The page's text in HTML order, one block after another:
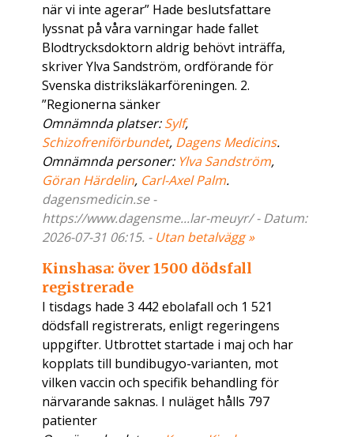
när vi inte agerar” Hade beslutsfattare
lyssnat på våra varningar hade fallet
Blodtrycksdoktorn aldrig behövt inträffa,
skriver Ylva Sandström, ordförande för
Svenska distriksläkarföreningen. 2.
”Regionerna sänker
Omnämnda platser:Sylf,
Schizofreniförbundet, Dagens Medicins.
Omnämnda personer: Ylva Sandström,
Göran Härdelin, Carl-Axel Palm.
dagensmedicin.se -
https://www.dagensme...lar-meuyr/ - Datum:
2026-07-31 06:15. - Utan betalvägg »
Kinshasa: över 1500 dödsfall
registrerade
I tisdags hade 3 442 ebolafall och 1 521
dödsfall registrerats, enligt regeringens
uppgifter. Utbrottet startade i maj och har
kopplats till bundibugyo-varianten, mot
vilken vaccin och specifik behandling för
närvarande saknas. I nuläget hålls 797
patienter